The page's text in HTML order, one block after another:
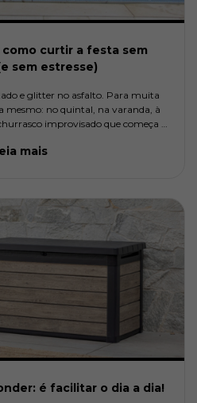
como curtir a festa sem
sem estresse)
e glitter no asfalto. Para muita
mesmo: no quintal, na varanda, à
improvisado que começa à
mais
é facilitar o dia a dia!